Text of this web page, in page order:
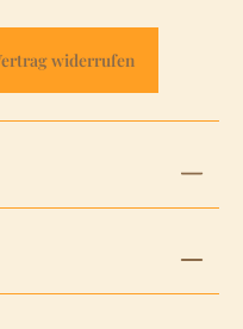
widerrufen